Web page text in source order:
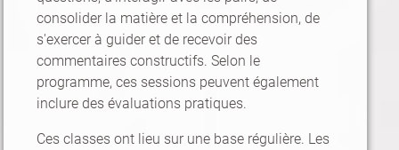
consolider la matière et la compréhension, de
s'exercer à guider et de recevoir des
commentaires constructifs. Selon le
programme, ces sessions peuvent également
inclure des évaluations pratiques.
Ces classes ont lieu sur une base régulière. Les